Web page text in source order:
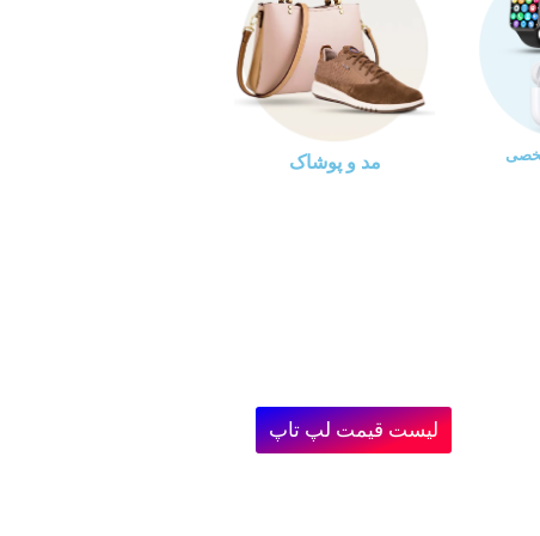
مد و پوشاک
لیست قیمت لپ تاپ